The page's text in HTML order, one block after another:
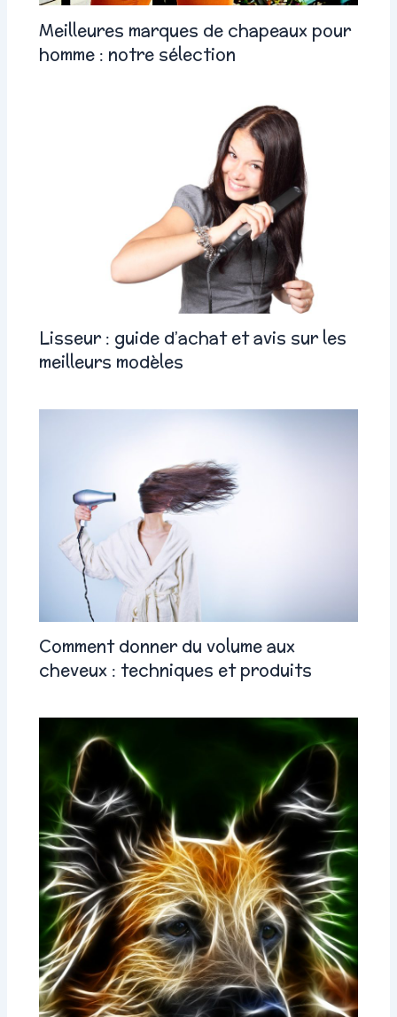
Meilleures marques de chapeaux pour
homme : notre sélection
Lisseur : guide d’achat et avis sur les
meilleurs modèles
Comment donner du volume aux
cheveux : techniques et produits